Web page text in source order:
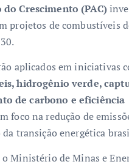
Crescimento (PAC)
projetos de combustíveis
aplicados em iniciativas
hidrogênio verde,
de carbono e eficiência
foco na redução de
transição energética
o Ministério de Minas e